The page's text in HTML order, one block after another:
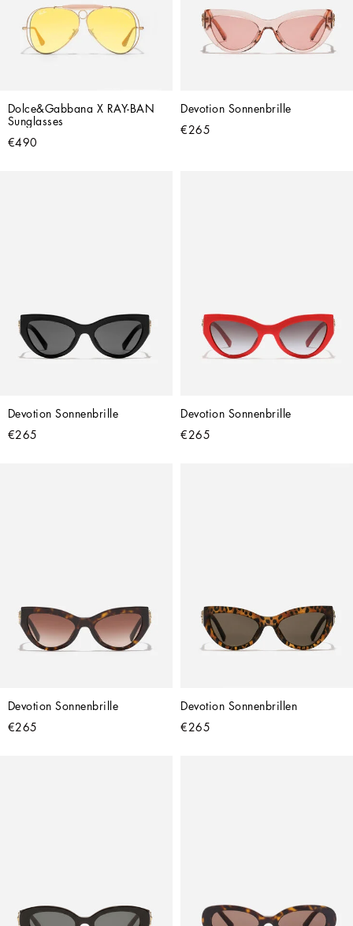
Dolce&Gabbana X RAY-BAN
Sunglasses
€490
Devotion Sonnenbrille
€265
Devotion Sonnenbrille
€265
Devotion Sonnenbrille
€265
Devotion Sonnenbrille
€265
Devotion Sonnenbrillen
€265